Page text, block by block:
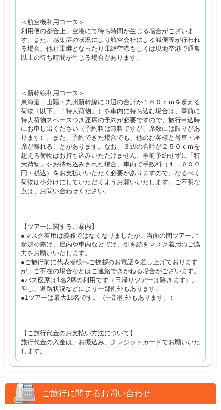
＜航空機利用コース＞
利用便の都合上、空港にて待ち時間が生じる場合がございま
す。また、感染症の状況により航空会社による減便等が行われ
る場合、他社乗継となったり乗継空港もしくは現地空港で通常
以上の待ち時間が生じる場合があります。
＜新幹線利用コース＞
東海道・山陽・九州新幹線に３辺の合計が１６０ｃｍを超える
荷物（以下、「特大荷物」）を車内に持ち込む場合は、事前に
特大荷物スペースつき座席の予約が必要ですので、旅行申込時
にお申し出ください（予約料は無料ですが、席数には限りがあ
ります）。また、予約できた場合でも、他のお客様と号車・座
席が離れることがあります。なお、３辺の合計が２５０ｃｍを
超える荷物はお持ち込みいただけません。事前予約せずに「特
大荷物」をお持ち込みされた場合、車内で手数料（１，０００
円・税込）をお支払いいただく必要がありますので、なるべく
荷物は小分けにしていただくようお願いいたします。ご不明な
点は、お問い合わせください。
【ツアーに関するご案内】
●マスク着用は義務ではなくなりましたが、当面の間ツアーご
参加の際は、屋内や車内などでは、引き続きマスク着用のご協
力をお願いいたします。
●ご旅行前に代表者様へご挨拶のお電話を差し上げております
が、ご不在の場合などはご連絡できかねる場合がございます。
●バス座席は1名2席の利用です（日帰りツアーは除きます）。
但し、道路状況などにより一部例外もあります。
●1ツアーは最大18名です。（一部例外もあります。）
【ご旅行代金のお支払い方法について】
旅行代金の入金は、お振込み、クレジットカードでお願いいた
します。
ご旅行に関するお問い合わせ